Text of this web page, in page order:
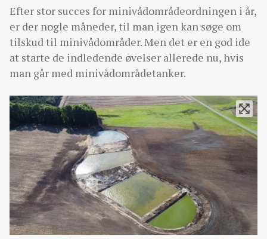
Efter stor succes for minivådområdeordningen i år,
er der nogle måneder, til man igen kan søge om
tilskud til minivådområder. Men det er en god ide
at starte de indledende øvelser allerede nu, hvis
man går med minivådområdetanker.